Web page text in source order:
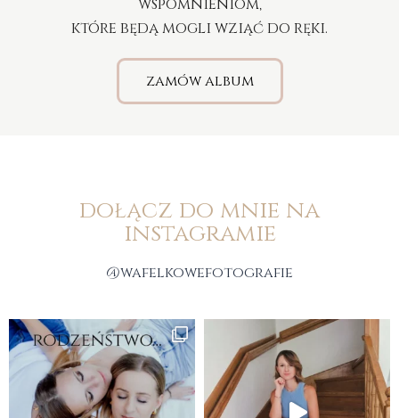
wspomnieniom,
które będą mogli wziąć do ręki.
zamów album
dołącz do mnie na
instagramie
@wafelkowefotografie